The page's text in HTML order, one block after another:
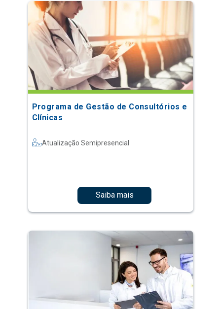
Programa de Gestão de Consultórios e
Clínicas
Atualização Semipresencial
Saiba mais